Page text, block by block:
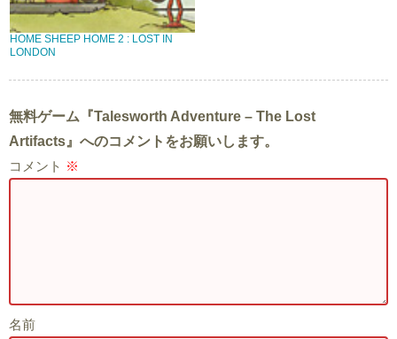
HOME SHEEP HOME 2 : LOST IN
LONDON
無料ゲーム『Talesworth Adventure – The Lost
Artifacts』へのコメントをお願いします。
コメント ※
名前